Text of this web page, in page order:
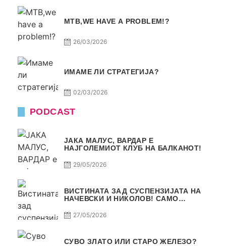
МТВ,WE HAVE A PROBLEM!?
26/03/2026
ИМАМЕ ЛИ СТРАТЕГИЈА?
02/03/2026
PODCAST
ЈАКА МАЛУС, ВАРДАР Е
НАЈГОЛЕМИОТ КЛУБ НА БАЛКАНОТ!
29/05/2026
ВИСТИНАТА ЗАД СУСПЕНЗИЈАТА НА
НАЧЕВСКИ И НИКОЛОВ! САМО
27/05/2026
СУВО ЗЛАТО ИЛИ СТАРО ЖЕЛЕЗО?